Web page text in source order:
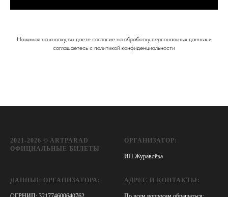
Нажимая на кнопку, вы даете согласие на обработку персональных данных и
соглашаетесь c политикой конфиденциальности
2021-2026 © ARTPARAD
ОФИЦИАЛЬНЫЕ БИЛЕТЫ
ОРГАНИЗАТОР:
ИП Журавлёва
ДАННЫЕ ОРГАНИЗАТОРА: АДРЕС И КОНТАКТЫ: